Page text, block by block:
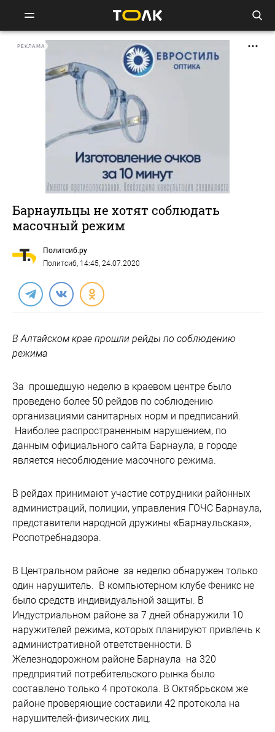
РЕКЛАМА
Барнаульцы не хотят соблюдать
масочный режим
Политсиб.ру
Политсиб, 14:45, 24.07.2020
В Алтайском крае прошли рейды по соблюдению
режима
За прошедшую неделю в краевом центре было
проведено более 50 рейдов по соблюдению
организациями санитарных норм и предписаний.
Наиболее распространенным нарушением, по
данным официального сайта Барнаула, в городе
является несоблюдение масочного режима.
В рейдах принимают участие сотрудники районных
администраций, полиции, управления ГОЧС Барнаула,
представители народной дружины «Барнаульская»,
Роспотребнадзора.
В Центральном районе за неделю обнаружен только
один нарушитель. В компьютерном клубе Феникс не
было средств индивидуальной защиты. В
Индустриальном районе за 7 дней обнаружили 10
наружителей режима, которых планируют привлечь к
административной ответственности. В
Железнодорожном районе Барнаула на 320
предприятий потребительского рынка было
составлено только 4 протокола. В Октябрьском же
районе проверяющие составили 42 протокола на
нарушителей-физических лиц.